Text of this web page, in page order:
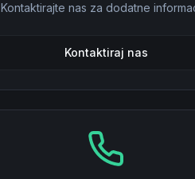
Kontaktirajte nas za dodatne
Kontaktiraj nas